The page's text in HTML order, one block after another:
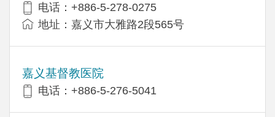
电话：+886-5-278-0275
地址：嘉义市大雅路2段565号
嘉义基督教医院
电话：+886-5-276-5041